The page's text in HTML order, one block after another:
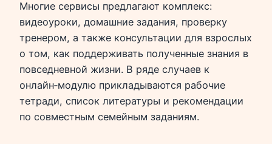
Многие сервисы предлагают комплекс:
видеоуроки, домашние задания, проверку
тренером, а также консультации для взрослых
о том, как поддерживать полученные знания в
повседневной жизни. В ряде случаев к
онлайн‑модулю прикладываются рабочие
тетради, список литературы и рекомендации
по совместным семейным заданиям.